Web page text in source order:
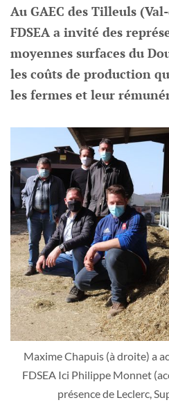
Au GAEC des Tilleuls
FDSEA a invité des
moyennes surfaces du
les coûts de production
les fermes et leur
Maxime Chapuis (à droite) a
FDSEA Ici Philippe Monnet
présence de Leclerc,